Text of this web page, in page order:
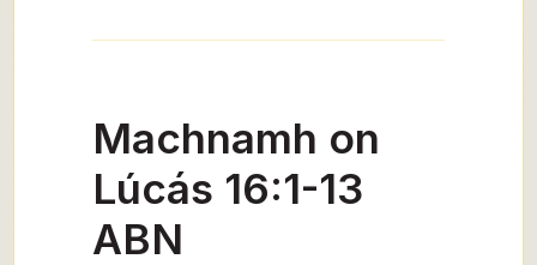
Machnamh on
Lúcás 16:1-13
ABN